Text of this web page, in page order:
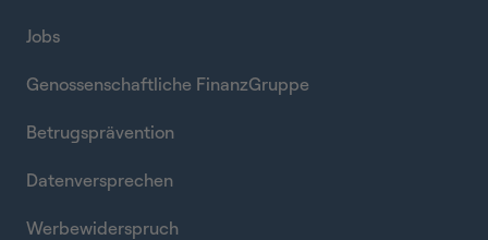
Jobs
Genossenschaftliche FinanzGruppe
Betrugsprävention
Datenversprechen
Werbewiderspruch